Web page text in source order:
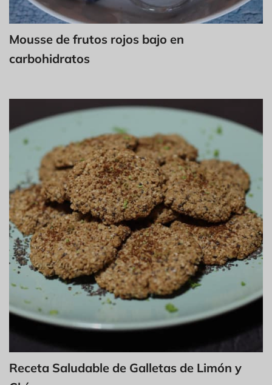
Mousse de frutos rojos bajo en
carbohidratos
Receta Saludable de Galletas de Limón y